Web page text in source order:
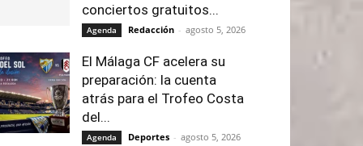
conciertos gratuitos...
Agenda Redacción - agosto 5, 2026
El Málaga CF acelera su
preparación: la cuenta
atrás para el Trofeo Costa
del...
Agenda Deportes - agosto 5, 2026